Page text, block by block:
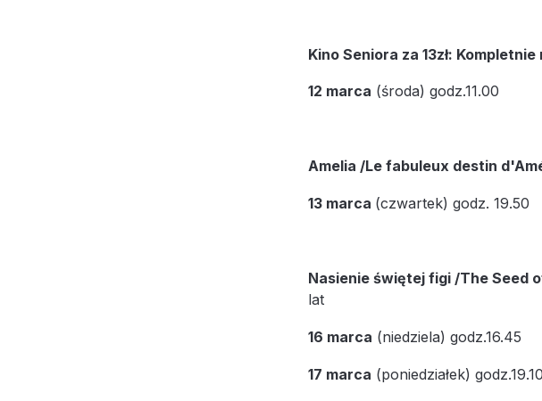
Kino Seniora za 13zł:
12 marca (środa) godz.11.00
Amelia /Le fabuleux destin
13 marca (czwartek) godz. 19.50
Nasienie świętej figi /The Seed
lat
16 marca (niedziela) godz.16.45
17 marca (poniedziałek) godz.19.10